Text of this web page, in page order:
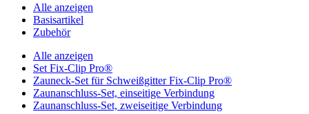
Alle anzeigen
Basisartikel
Zubehör
Alle anzeigen
Set Fix-Clip Pro®
Zauneck-Set für Schweißgitter Fix-Clip Pro®
Zaunanschluss-Set, einseitige Verbindung
Zaunanschluss-Set, zweiseitige Verbindung